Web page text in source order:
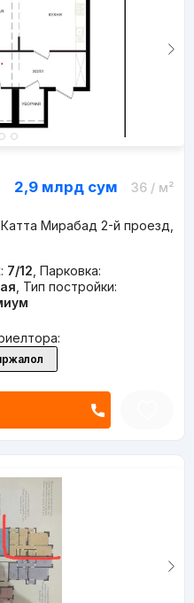
2,9 млрд сум 36/ м²
Мирабад 2-й проезд,
7/12 Парковка:
Тип постройки: